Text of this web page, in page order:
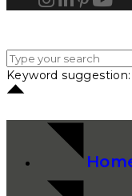
Keyword